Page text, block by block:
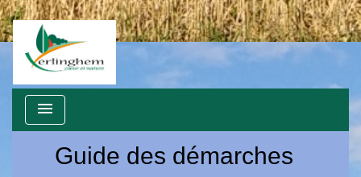
menu
Guide des démarches